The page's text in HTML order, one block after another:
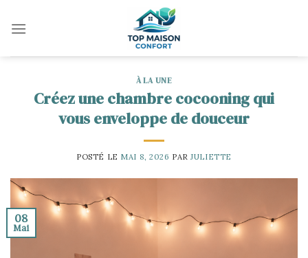
À LA UNE
Créez une chambre cocooning qui
vous enveloppe de douceur
POSTÉ LE MAI 8, 2026 PARJULIETTE
08
Mai